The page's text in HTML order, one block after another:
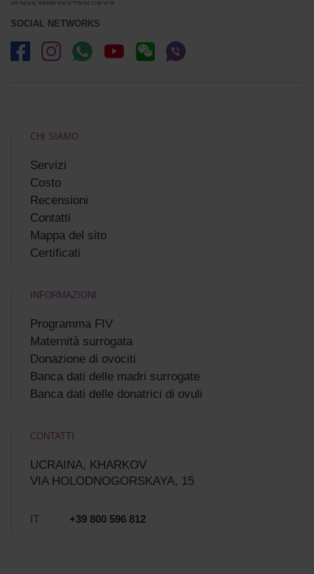
SOCIAL NETWORKS
CHI SIAMO
Servizi
Costo
Recensioni
Сontatti
Mappa del sito
Certificati
INFORMAZIONI
Programma FIV
Maternità surrogata
Donazione di ovociti
Banca dati delle madri surrogate
Banca dati delle donatrici di ovuli
CONTATTI
UCRAINA, KHARKOV
VIA HOLODNOGORSKAYA, 15
IT +39 800 596 812